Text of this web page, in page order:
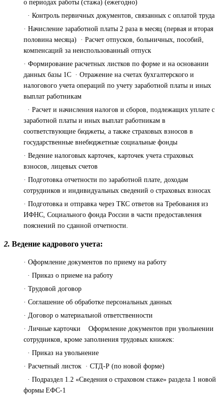
о периодах работы (стажа) (ежегодно)
· Контроль первичных документов, связанных с оплатой труда
· Начисление заработной платы 2 раза в месяц (первая и вторая
половина месяца) · Расчет отпусков, больничных, пособий,
компенсаций за неиспользованный отпуск
· Формирование расчетных листков по форме и на основании
данных базы 1С · Отражение на счетах бухгалтерского и
налогового учета операций по учету заработной платы и иных
выплат работникам
· Расчет и начисления налогов и сборов, подлежащих уплате с
заработной платы и иных выплат работникам в
соответствующие бюджеты, а также страховых взносов в
государственные внебюджетные социальные фонды
· Ведение налоговых карточек, карточек учета страховых
взносов, лицевых счетов
· Подготовка отчетности по заработной плате, доходам
сотрудников и индивидуальных сведений о страховых взносах
· Подготовка и отправка через ТКС ответов на Требования из
ИФНС, Социального фонда России в части предоставления
пояснений по сданной отчетности.
2. Ведение кадрового учета:
· Оформление документов по приему на работу
· Приказ о приеме на работу
· Трудовой договор
· Соглашение об обработке персональных данных
· Договор о материальной ответственности
· Личные карточки Оформление документов при увольнении
сотрудников, кроме заполнения трудовых книжек:
· Приказ на увольнение
· Расчетный листок · СТД-Р (по новой форме)
· Подраздел 1.2 «Сведения о страховом стаже» раздела 1 новой
формы ЕФС-1